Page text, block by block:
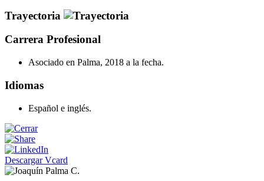
Trayectoria
Carrera Profesional
Asociado en Palma, 2018 a la fecha.
Idiomas
Español e inglés.
Descargar Vcard